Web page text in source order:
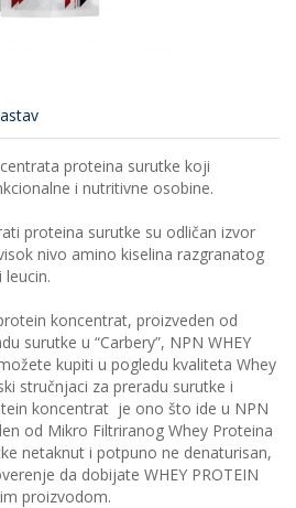
proteina surutke koji
i nutritivne osobine.
proteina surutke su odličan izvor
nivo amino kiselina razgranatog
leucin.
koncentrat, proizveden od
surutke u “Carbery”, NPN WHEY
kupiti u pogledu kvaliteta Whey
stručnjaci za preradu surutke i
koncentrat je ono što ide u NPN
od Mikro Filtriranog Whey Proteina
netaknut i potpuno ne denaturisan,
da dobijate WHEY PROTEIN
proizvodom.